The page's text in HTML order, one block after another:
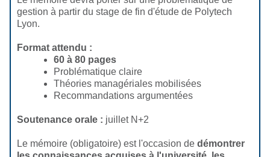
gestion à partir du stage de fin d'étude de Polytech
Lyon.
Format attendu :
60 à 80 pages
Problématique claire
Théories managériales mobilisées
Recommandations argumentées
Soutenance orale : juillet N+2
Le mémoire (obligatoire) est l'occasion de démontrer